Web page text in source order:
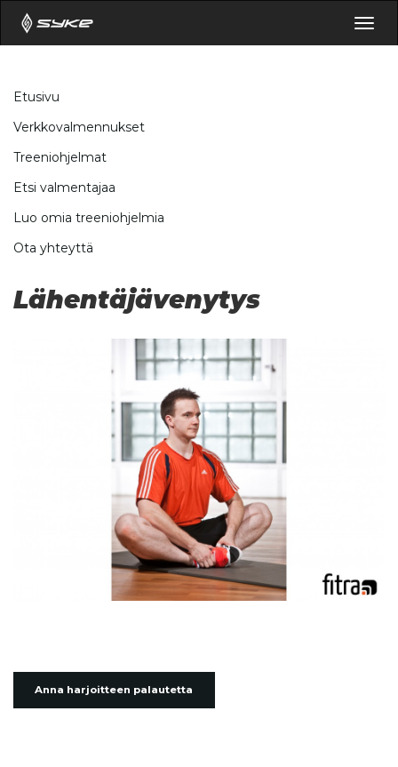
Etusivu
Verkkovalmennukset
Treeniohjelmat
Etsi valmentajaa
Luo omia treeniohjelmia
Ota yhteyttä
Lähentäjävenytys
Anna harjoitteen palautetta